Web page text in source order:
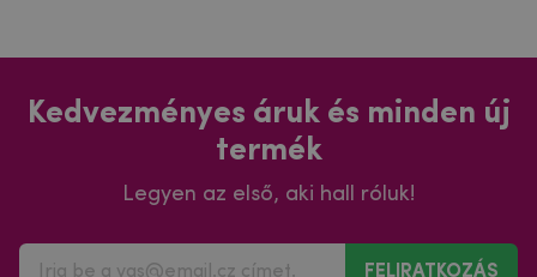
Kedvezményes áruk és minden új
termék
Legyen az első, aki hall róluk!
FELIRATKOZÁS